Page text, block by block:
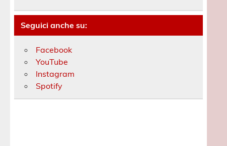
Seguici anche su:
Facebook
YouTube
Instagram
Spotify